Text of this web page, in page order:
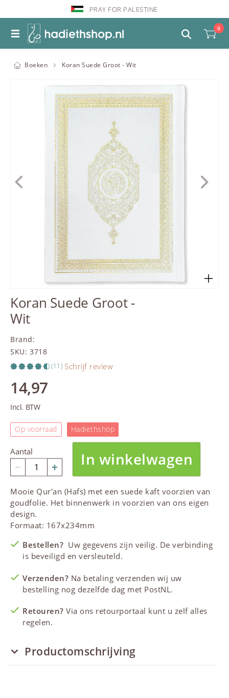
PRAY FOR PALESTINE
0
Boeken Koran Suede Groot - Wit
Koran Suede Groot -
Wit
Brand:
SKU: 3718
(11) Schrijf review
14,97
Incl. BTW
Op voorraad Hadiethshop
Aantal In winkelwagen
Mooie Qur'an (Hafs) met een suede kaft voorzien van
goudfolie. Het binnenwerk in voorzien van ons eigen
design.
Formaat: 167x234mm
Bestellen? Uw gegevens zijn veilig. De verbinding
is beveiligd en versleuteld.
Verzenden? Na betaling verzenden wij uw
bestelling nog dezelfde dag met PostNL.
Retouren? Via ons retourportaal kunt u zelf alles
regelen.
Productomschrijving